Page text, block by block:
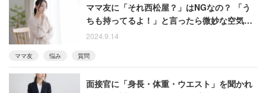
ママ友に「それ西松屋？」はNGなの？ 「う
ちも持ってるよ！」と言ったら微妙な空気に
なって悩む女性
2024.9.14
ママ友 悩み 質問
面接官に「身長・体重・ウエスト」を聞かれ